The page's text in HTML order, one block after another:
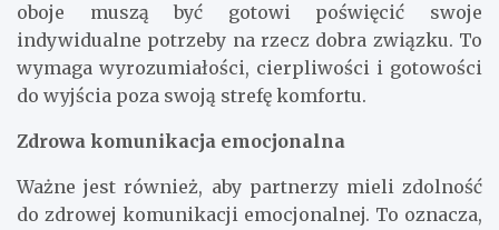
oboje muszą być gotowi poświęcić swoje
indywidualne potrzeby na rzecz dobra związku. To
wymaga wyrozumiałości, cierpliwości i gotowości
do wyjścia poza swoją strefę komfortu.
Zdrowa komunikacja emocjonalna
Ważne jest również, aby partnerzy mieli zdolność
do zdrowej komunikacji emocjonalnej. To oznacza,